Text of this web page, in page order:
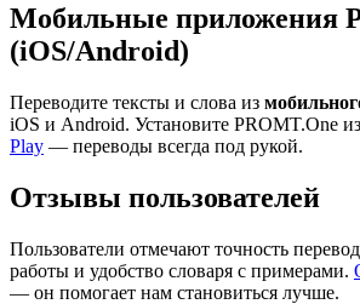
Мобильные приложения
(iOS/Android)
Переводите тексты и слова из
iOS и Android. Установите PROMT.One из
Play — переводы всегда под рукой.
Отзывы пользователей
Пользователи отмечают точность
работы и удобство словаря с примерами.
— он помогает нам становиться лучше.